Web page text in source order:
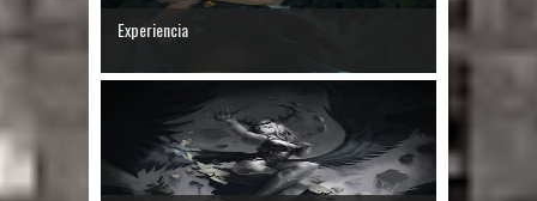
Experiencia